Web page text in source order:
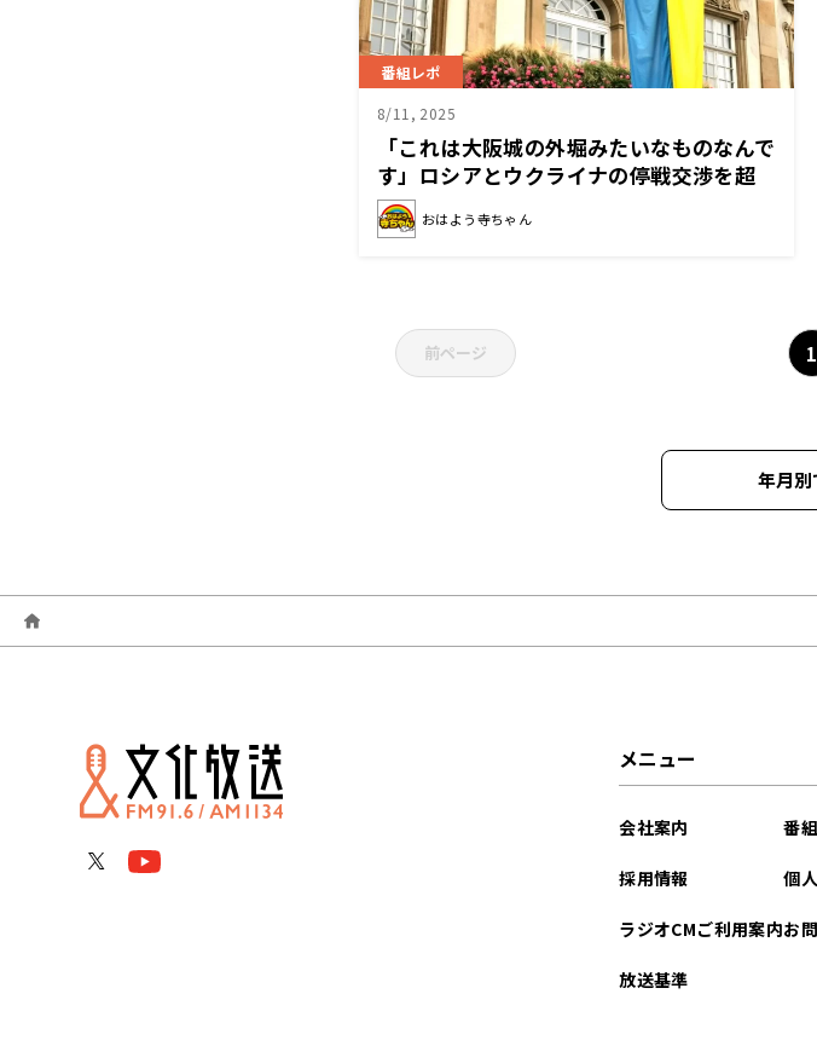
番組レポ
8/11, 2025
「これは大阪城の外堀みたいなものなんで
す」ロシアとウクライナの停戦交渉を超
解説
おはよう寺ちゃん
前ページ 1
年月別
2025年09月
2025年08月
メニュー
会社案内
採用情報
ラジオCMご利用案内
放送基準
番
個
お